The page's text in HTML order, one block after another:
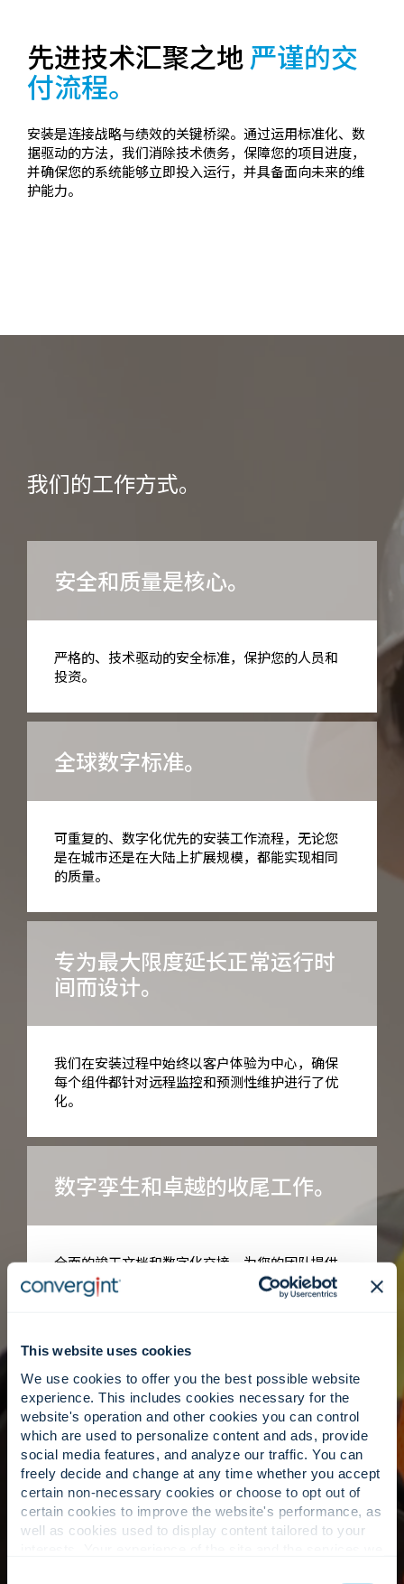
This website uses cookies
We use cookies to offer you the best possible website
experience. This includes cookies necessary for the
website's operation and other cookies you can control
which are used to personalize content and ads, provide
social media features, and analyze our traffic. You can
freely decide and change at any time whether you accept
certain non-necessary cookies or choose to opt out of
certain cookies to improve the website's performance, as
well as cookies used to display content tailored to your
先进技术汇聚之地严谨的交
付流程。
安装是连接战略与绩效的关键桥梁。通过运用标准化、数
据驱动的方法，我们消除技术债务，保障您的项目进度，
并确保您的系统能够立即投入运行，并具备面向未来的维
护能力。
我们的工作方式。
安全和质量是核心。
严格的、技术驱动的安全标准，保护您的人员和
投资。
全球数字标准。
可重复的、数字化优先的安装工作流程，无论您
是在城市还是在大陆上扩展规模，都能实现相同
的质量。
专为最大限度延长正常运行时
间而设计。
我们在安装过程中始终以客户体验为中心，确保
每个组件都针对远程监控和预测性维护进行了优
化。
数字孪生和卓越的收尾工作。
全面的竣工文档和数字化交接，为您的团队提供
清晰、可操作的环境路线图。
本地专长，全球视野。
以全球视野驱动本地化问责，兑现成为您最佳服
务提供商的承诺。